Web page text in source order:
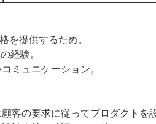
を提供するため。
経験。
ミュニケーション。
客の要求に従ってプロダクトを